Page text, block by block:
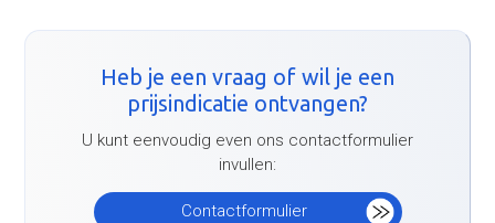
Heb je een vraag of wil je een
prijsindicatie ontvangen?
U kunt eenvoudig even ons contactformulier
invullen:
Contactformulier